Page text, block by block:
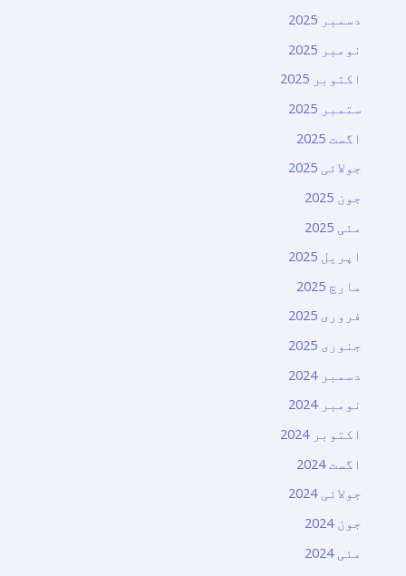
دسمبر 2025
نومبر 2025
اکتوبر 2025
ستمبر 2025
اگست 2025
جولائی 2025
جون 2025
مئی 2025
اپریل 2025
مارچ 2025
فروری 2025
جنوری 2025
دسمبر 2024
نومبر 2024
اکتوبر 2024
اگست 2024
جولائی 2024
جون 2024
مئی 2024